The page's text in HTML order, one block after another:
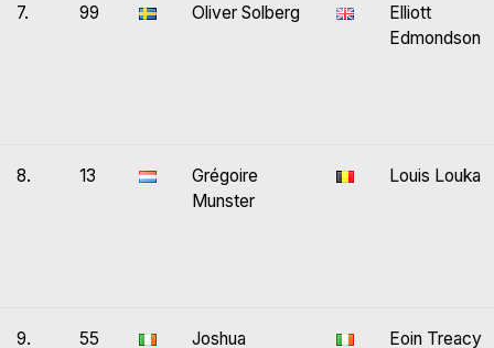
7. 99 Oliver Solberg
Elliott
Edmondson
8. 13
Grégoire
Munster
Louis Louka
9. 55 Joshua Eoin Treacy